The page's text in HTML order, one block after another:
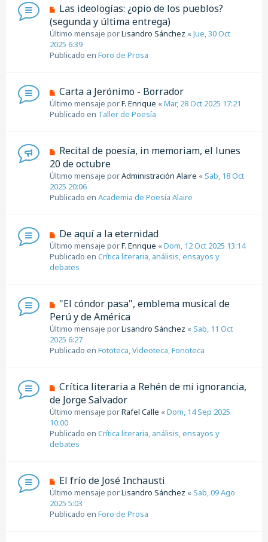
n
s
a
j
e
N
e
v
o
m
s
a
j
Las ideologías: ¿opio de los pueblos?
(segunda y última entrega)
Último mensaje porLisandro Sánchez «Jue, 30 Oct
2025 6:39
Publicado en Foro de Prosa
N
u
e
e
n
s
a
j
Carta a Jerónimo - Borrador
Último mensaje porF. Enrique «Mar, 28 Oct 2025 17:21
Publicado en Taller de Poesía
N
u
e
v
o
m
a
j
e
Recital de poesía, in memoriam, el lunes
20 de octubre
Último mensaje porAdministración Alaire «Sab, 18 Oct
2025 20:06
Publicado en Academia de Poesía Alaire
N
u
e
v
s
a
j
e
De aquí a la eternidad
Último mensaje porF. Enrique «Dom, 12 Oct 2025 13:14
Publicado en Crítica literaria, análisis, ensayos y
debates
N
e
v
o
m
s
a
j
e
"El cóndor pasa", emblema musical de
Perú y de América
Último mensaje porLisandro Sánchez «Sab, 11 Oct
2025 6:27
Publicado en Fototeca, Videoteca, Fonoteca
N
e
v
o
m
e
j
e
Crítica literaria a Rehén de mi ignorancia,
de Jorge Salvador
Último mensaje porRafel Calle «Dom, 14 Sep 2025
10:00
Publicado en Crítica literaria, análisis, ensayos y
debates
N
u
e
v
El frío de José Inchausti
Último mensaje porLisandro Sánchez «Sab, 09 Ago
2025 5:03
Publicado en Foro de Prosa